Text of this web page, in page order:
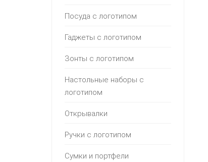
Посуда с логотипом
Гаджеты с логотипом
Зонты с логотипом
Настольные наборы с
логотипом
Открывалки
Ручки с логотипом
Сумки и портфели